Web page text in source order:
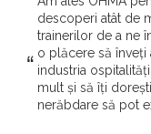
descoperi atât de
trainerilor de a ne
o plăcere să
industria
mult și să îți
nerăbdare să pot